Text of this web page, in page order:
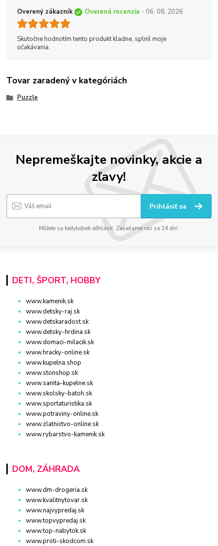
Overený zákazník Overená recenzia - 06. 08. 2026
Skutočne hodnotím tento produkt kladne, splnil moje
očakávania.
Tovar zaradený v kategóriách
Puzzle
Nepremeškajte novinky, akcie a
zľavy!
Prihlásiť sa
Môžete sa kedykoľvek odhlásiť. Zasielame raz za 14 dní.
DETI, ŠPORT, HOBBY
www.kamenik.sk
www.detsky-raj.sk
www.detskaradost.sk
www.detsky-hrdina.sk
www.domaci-milacik.sk
www.hracky-online.sk
www.kupelna.shop
www.stonshop.sk
www.sanita-kupelne.sk
www.skolsky-batoh.sk
www.sportaturistika.sk
www.potraviny-online.sk
www.zlatnictvo-online.sk
www.rybarstvo-kamenik.sk
DOM, ZÁHRADA
www.dm-drogeria.sk
www.kvalitnytovar.sk
www.najvypredaj.sk
www.topvypredaj.sk
www.top-nabytok.sk
www.proti-skodcom.sk